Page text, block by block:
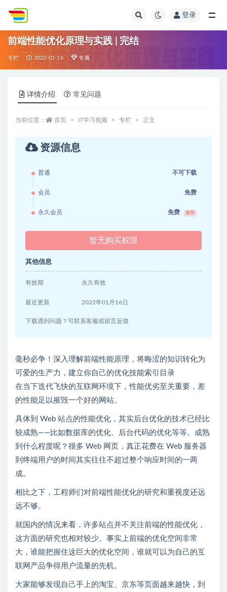
登录
前端性能优化原理与实践 | 完结
专栏 2022-01-16 专属
详情介绍 常见问题
当前位置： 首页 IT学习视频 专栏 正文
资源信息
普通 不可下载
会员 免费
永久会员 免费 推荐
暂无购买权限
其他信息
有效期 永久有效
最近更新 2022年01月16日
下载遇到问题？可联系客服或留言反馈
毫秒必争！深入理解前端性能原理，将晦涩的知识转化为
可爱的生产力，建立你自己的优化技能索引目录
在当下迭代飞快的互联网环境下，性能优劣至关重要，差
的性能足以摧毁一个好的网站。
具体到 Web 站点的性能优化，其实后台优化的技术已经比
较成熟——比如数据库的优化、后台代码的优化等等。成熟
到什么程度呢？很多 Web 网页，真正花费在 Web 服务器
到终端用户的时间其实往往不超过整个响应时间的一两
成。
相比之下，工程师们对前端性能优化的研究和重视度还远
远不够。
就国内的情况来看，许多站点并不关注前端的性能优化，
这方面的研究也相对较少。事实上前端的优化空间非常
大，谁能把握住这巨大的优化空间，谁就可以为自己的互
联网产品争得用户流量的先机。
大家能够发现自己手上的淘宝、京东等页面越来越快，到